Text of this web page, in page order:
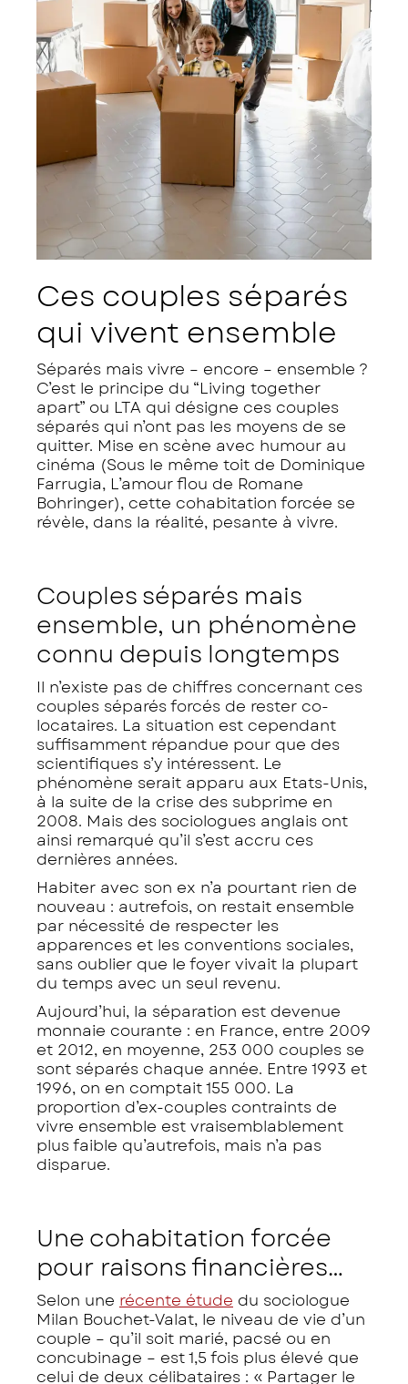
Ces couples séparés
qui vivent ensemble
Séparés mais vivre – encore – ensemble ?
C’est le principe du “Living together
apart” ou LTA qui désigne ces couples
séparés qui n’ont pas les moyens de se
quitter. Mise en scène avec humour au
cinéma (Sous le même toit de Dominique
Farrugia, L’amour flou de Romane
Bohringer), cette cohabitation forcée se
révèle, dans la réalité, pesante à vivre.
Couples séparés mais
ensemble, un phénomène
connu depuis longtemps
Il n’existe pas de chiffres concernant ces
couples séparés forcés de rester co-
locataires. La situation est cependant
suffisamment répandue pour que des
scientifiques s’y intéressent. Le
phénomène serait apparu aux Etats-Unis,
à la suite de la crise des subprime en
2008. Mais des sociologues anglais ont
ainsi remarqué qu’il s’est accru ces
dernières années.
Habiter avec son ex n’a pourtant rien de
nouveau : autrefois, on restait ensemble
par nécessité de respecter les
apparences et les conventions sociales,
sans oublier que le foyer vivait la plupart
du temps avec un seul revenu.
Aujourd’hui, la séparation est devenue
monnaie courante : en France, entre 2009
et 2012, en moyenne, 253 000 couples se
sont séparés chaque année. Entre 1993 et
1996, on en comptait 155 000. La
proportion d’ex-couples contraints de
vivre ensemble est vraisemblablement
plus faible qu’autrefois, mais n’a pas
disparue.
Une cohabitation forcée
pour raisons financières…
Selon une récente étude du sociologue
Milan Bouchet-Valat, le niveau de vie d’un
couple – qu’il soit marié, pacsé ou en
concubinage – est 1,5 fois plus élevé que
celui de deux célibataires : « Partager le